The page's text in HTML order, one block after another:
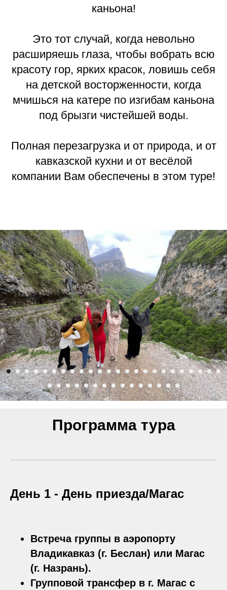
каньона!
Это тот случай, когда невольно
расширяешь глаза, чтобы вобрать всю
красоту гор, ярких красок, ловишь себя
на детской восторженности, когда
мчишься на катере по изгибам каньона
под брызги чистейшей воды.
Полная перезагрузка и от природа, и от
кавказской кухни и от весёлой
компании Вам обеспечены в этом туре!
Программа тура
День 1 - День приезда/Магас
Встреча группы в аэропорту
Владикавказ (г. Беслан) или Магас
(г. Назрань).
Групповой трансфер в г. Магас с